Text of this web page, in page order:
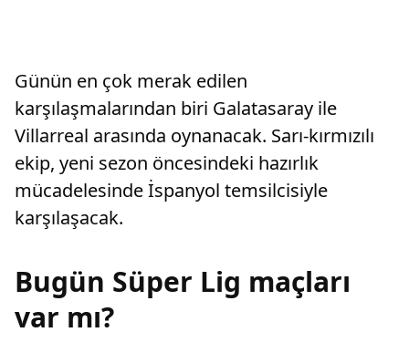
Günün en çok merak edilen
karşılaşmalarından biri Galatasaray ile
Villarreal arasında oynanacak. Sarı-kırmızılı
ekip, yeni sezon öncesindeki hazırlık
mücadelesinde İspanyol temsilcisiyle
karşılaşacak.
Bugün Süper Lig maçları
var mı?